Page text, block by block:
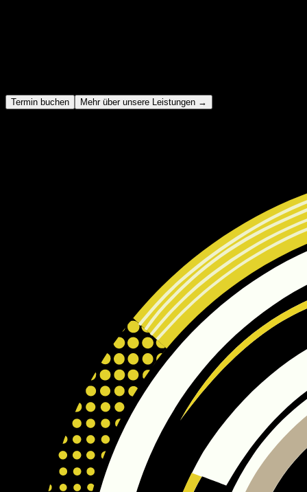
Termin buchen Mehr über unsere Leistungen →